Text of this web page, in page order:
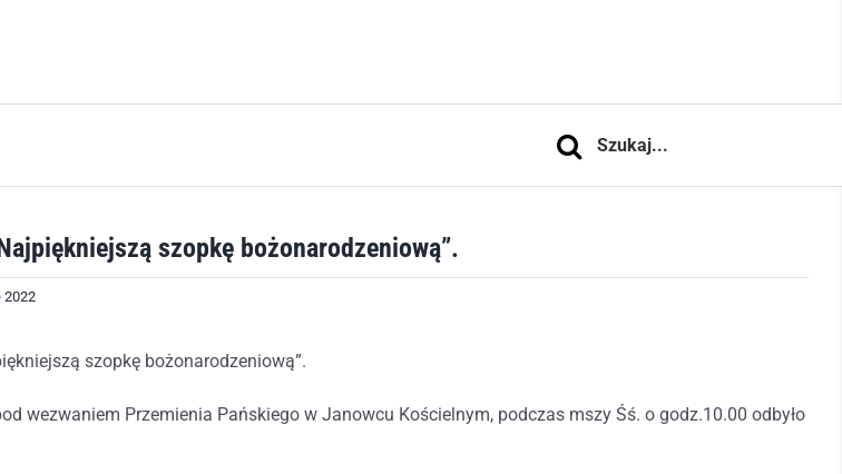
Szukaj
szopkę bożonarodzeniową”.
2022
szopkę bożonarodzeniową”.
wezwaniem Przemienia Pańskiego w Janowcu Kościelnym, podczas mszy Śś. o godz.10.00 odbyło